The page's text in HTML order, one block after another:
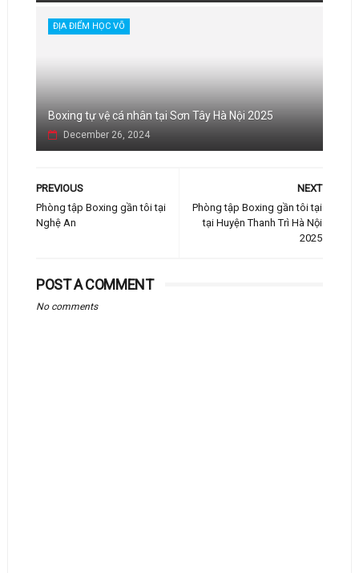
ĐỊA ĐIỂM HỌC VÕ
Boxing tự vệ cá nhân tại Sơn Tây Hà Nội 2025
December 26, 2024
NEXT
Phòng tập Boxing gần tôi tại
tại Huyện Thanh Trì Hà Nội
2025
PREVIOUS
Phòng tập Boxing gần tôi tại
Nghệ An
POST A COMMENT
No comments